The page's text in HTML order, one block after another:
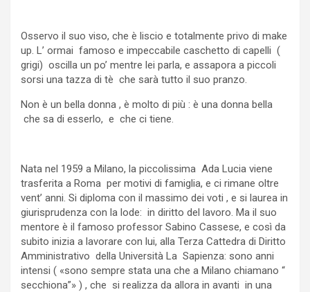
Osservo il suo viso, che è liscio e totalmente privo di make
up. L’ ormai famoso e impeccabile caschetto di capelli (
grigi) oscilla un po’ mentre lei parla, e assapora a piccoli
sorsi una tazza di tè che sarà tutto il suo pranzo.
Non è un bella donna , è molto di più : è una donna bella
che sa di esserlo, e che ci tiene.
Nata nel 1959 a Milano, la piccolissima Ada Lucia viene
trasferita a Roma per motivi di famiglia, e ci rimane oltre
vent’ anni. Si diploma con il massimo dei voti , e si laurea in
giurisprudenza con la lode: in diritto del lavoro. Ma il suo
mentore è il famoso professor Sabino Cassese, e così da
subito inizia a lavorare con lui, alla Terza Cattedra di Diritto
Amministrativo della Università La Sapienza: sono anni
intensi ( «sono sempre stata una che a Milano chiamano “
secchiona”» ) , che si realizza da allora in avanti in una